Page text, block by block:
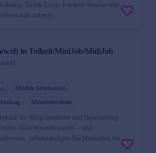
&amp; Drink Love: Leckere Snacks und
zuberei...
w/d) in Teilzeit/MiniJob/MidiJob
Flexible Arbeitszeiten
Mitarbeiterrabatte
im ShopAnnahme und Bearbeitung
WareWarenbestands – und
selbstständiges Nachbestellen bei